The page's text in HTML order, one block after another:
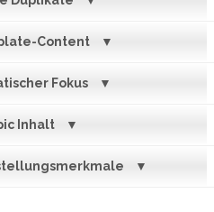
Content
Fokus
Inhalt